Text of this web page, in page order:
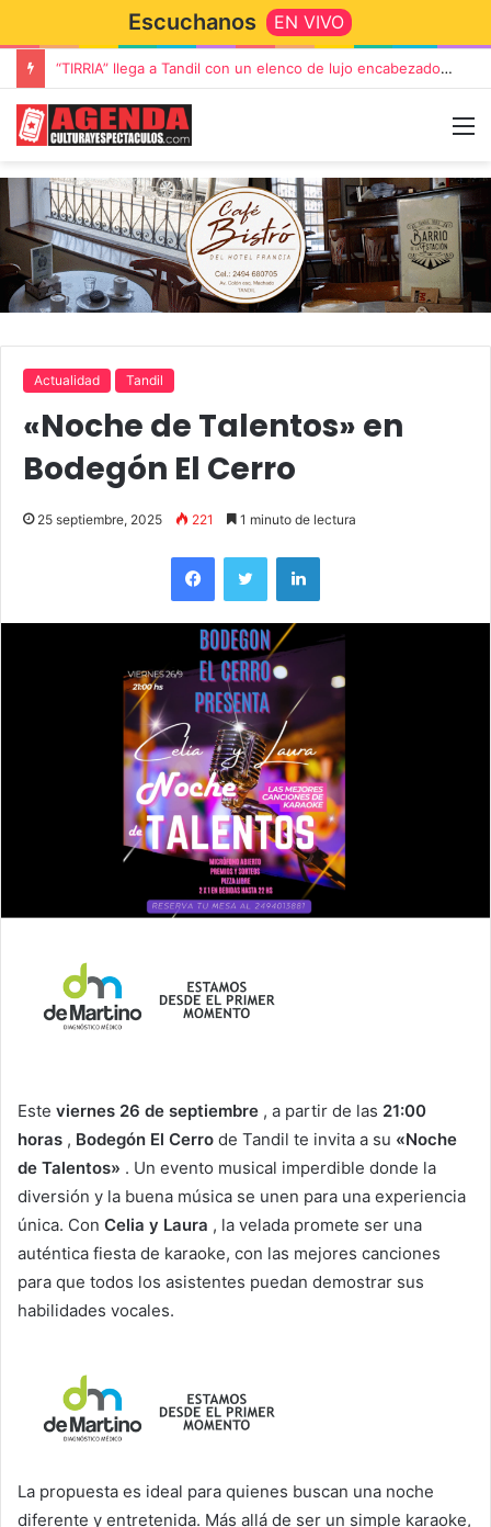
Escuchanos EN VIVO
“TIRRIA” llega a Tandil con un elenco de lujo encabezado por Capusotto, Spregelburd y Stefani
Actualidad Tandil
«Noche de Talentos» en
Bodegón El Cerro
25 septiembre, 2025 221 1 minuto de lectura
Este viernes 26 de septiembre , a partir de las 21:00
horas , Bodegón El Cerro de Tandil te invita a su «Noche
de Talentos» . Un evento musical imperdible donde la
diversión y la buena música se unen para una experiencia
única. Con Celia y Laura , la velada promete ser una
auténtica fiesta de karaoke, con las mejores canciones
para que todos los asistentes puedan demostrar sus
habilidades vocales.
La propuesta es ideal para quienes buscan una noche
diferente y entretenida. Más allá de ser un simple karaoke,